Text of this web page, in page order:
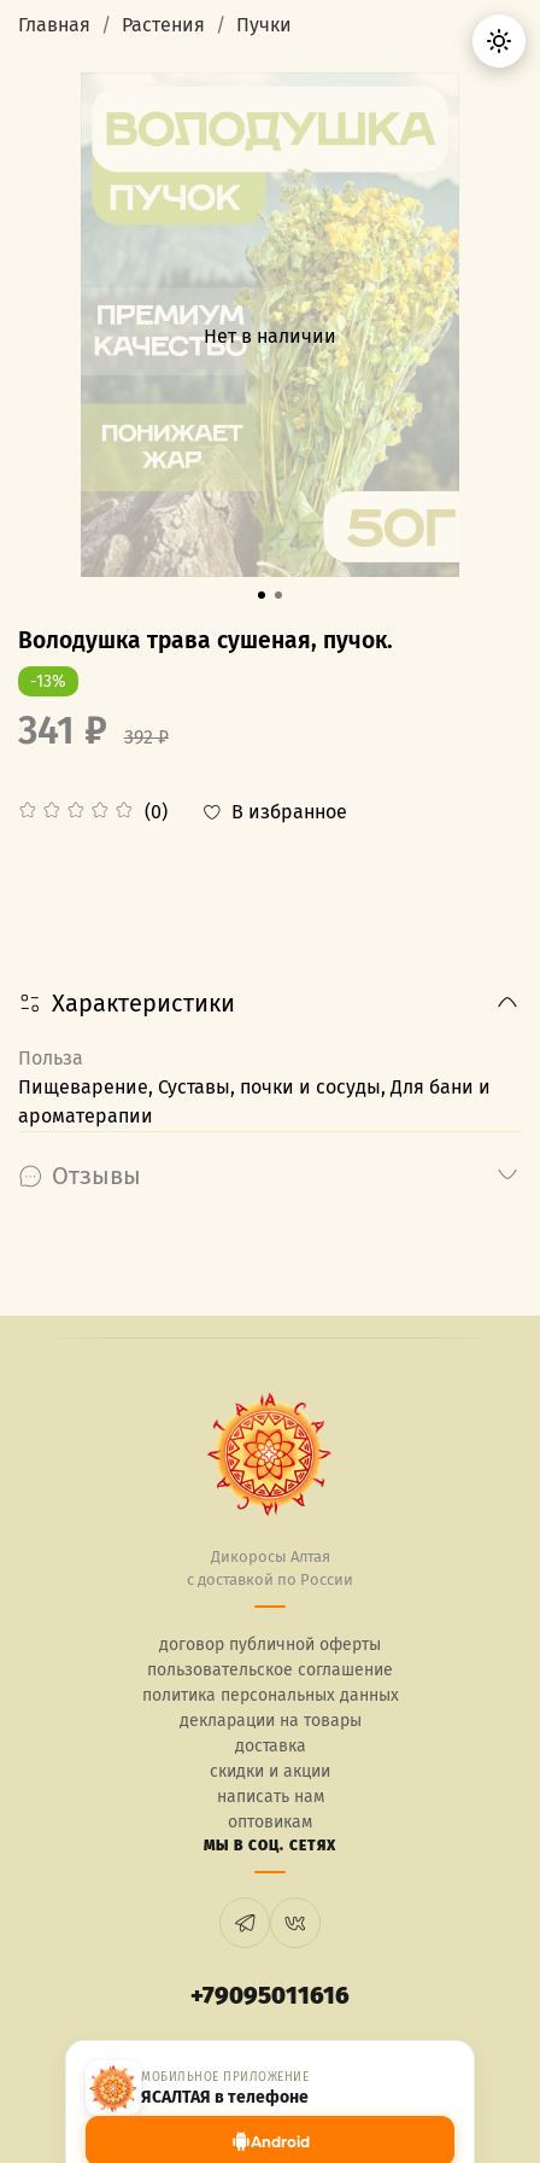
Главная Растения Пучки
Нет в наличии
Володушка трава сушеная, пучок.
(0) В избранное
-13%
341 ₽ 392 ₽
Характеристики
Польза
Пищеварение, Суставы, почки и сосуды, Для бани и
ароматерапии
Отзывы
Дикоросы Алтая
с доставкой по России
договор публичной оферты
пользовательское соглашение
политика персональных данных
декларации на товары
доставка
скидки и акции
написать нам
оптовикам
МЫ В СОЦ. СЕТЯХ
+79095011616
МОБИЛЬНОЕ ПРИЛОЖЕНИЕ
ЯСАЛТАЯ в телефоне
Android